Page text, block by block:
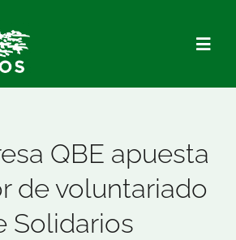
QBE apuesta
de voluntariado
Solidarios